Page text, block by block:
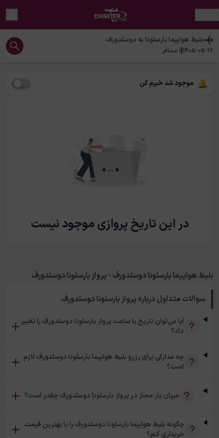
بلیط هواپیمابارسلونابه دوسلدورف
1405-05-17
|
1 مسافر
موجود شد خبرم کن
در این تاریخ پروازی موجود نیست
بلیط هواپیما بارسلونا دوسلدورف - پرواز بارسلونا دوسلدورف
سوالات متداول دربارهپرواز بارسلونا دوسلدورف
آیا می‌توان تاریخ یا ساعت پرواز بارسلونا دوسلدورف را تغییر
داد؟
چه مدارکی برای رزرو بلیط هواپیما بارسلونا دوسلدورف لازم
است؟
میزان بار مجاز در پرواز بارسلونا دوسلدورف چقدر است؟
چگونه بلیط هواپیما بارسلونا دوسلدورف را با بهترین قیمت
خریداری کنم؟